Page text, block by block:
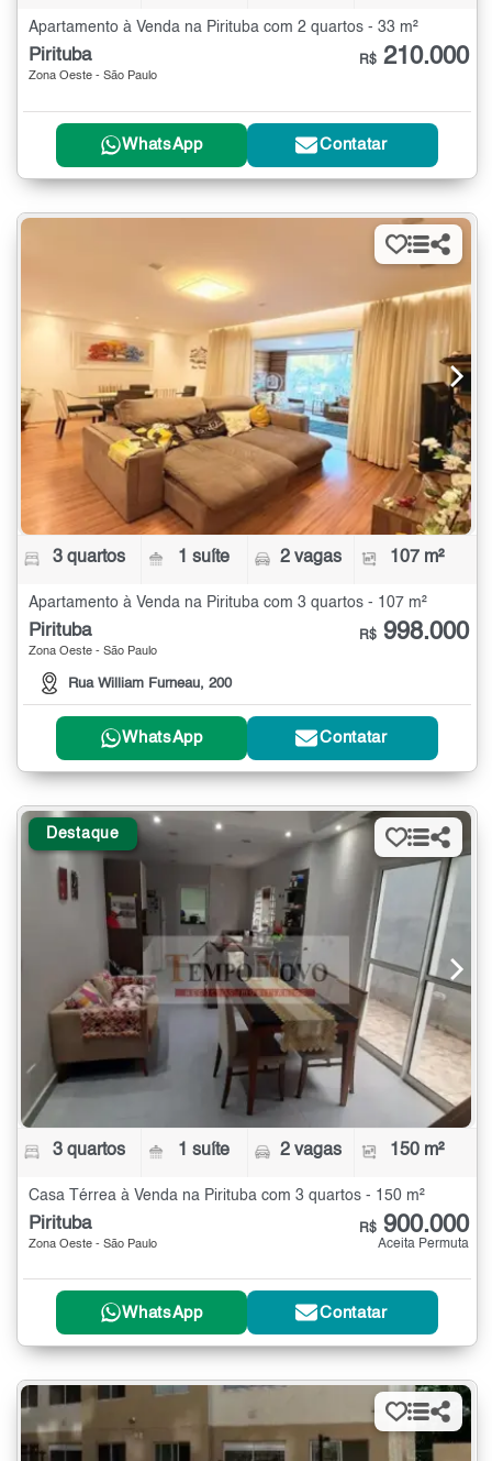
Apartamento à Venda na Pirituba com 2 quartos - 33 m²
Pirituba
Zona Oeste - São Paulo
R$ 210.000
WhatsApp Contatar
3 quartos 1 suíte 2 vagas 107 m²
Apartamento à Venda na Pirituba com 3 quartos - 107 m²
Pirituba
Zona Oeste - São Paulo
Rua William Furneau, 200
R$ 998.000
WhatsApp Contatar
Destaque
3 quartos 1 suíte 2 vagas 150 m²
Casa Térrea à Venda na Pirituba com 3 quartos - 150 m²
Pirituba
Zona Oeste - São Paulo
R$ 900.000
Aceita Permuta
WhatsApp Contatar